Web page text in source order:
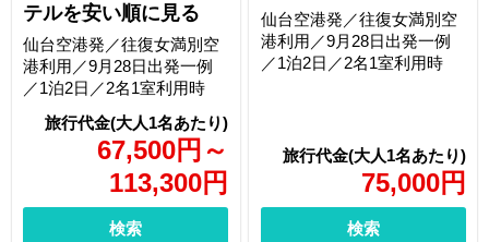
テルを安い順に見る
67,500円 ～
113,300円
仙台空港発／往復女満別空
港利用／9月28日出発一例
／1泊2日／2名1室利用時
検索
75,000円
仙台空港発／往復女満別空
港利用／9月28日出発一例
／1泊2日／2名1室利用時
検索